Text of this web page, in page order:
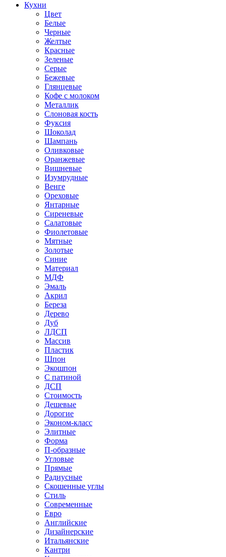
Кухни
Цвет
Белые
Черные
Желтые
Красные
Зеленые
Серые
Бежевые
Глянцевые
Кофе с молоком
Металлик
Слоновая кость
Фуксия
Шоколад
Шампань
Оливковые
Оранжевые
Вишневые
Изумрудные
Венге
Ореховые
Янтарные
Сиреневые
Салатовые
Фиолетовые
Мятные
Золотые
Синие
Материал
МДФ
Эмаль
Акрил
Береза
Дерево
Дуб
ЛДСП
Массив
Пластик
Шпон
Экошпон
С патиной
ДСП
Стоимость
Дешевые
Дорогие
Эконом-класс
Элитные
Форма
П-образные
Угловые
Прямые
Радиусные
Скошенные углы
Стиль
Современные
Евро
Английские
Дизайнерские
Итальянские
Кантри